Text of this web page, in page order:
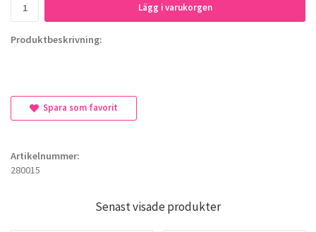
Lägg i varukorgen
Produktbeskrivning:
Spara som favorit
Artikelnummer:
280015
Senast visade produkter